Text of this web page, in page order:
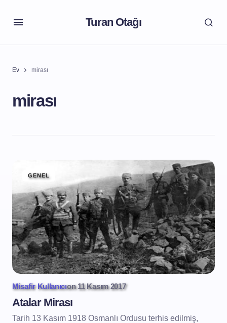
Turan Otağı
Ev mirası
mirası
GENEL
Misafir Kullanıcıon 11 Kasım 2017
Atalar Mirası
Tarih 13 Kasım 1918 Osmanlı Ordusu terhis edilmiş,